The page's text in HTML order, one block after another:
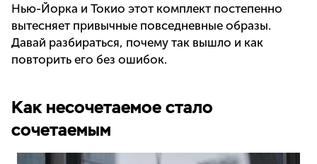
Нью-Йорка и Токио этот комплект постепенно
вытесняет привычные повседневные образы.
Давай разбираться, почему так вышло и как
повторить его без ошибок.
Как несочетаемое стало
сочетаемым